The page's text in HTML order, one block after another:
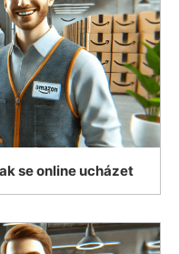
se online ucházet